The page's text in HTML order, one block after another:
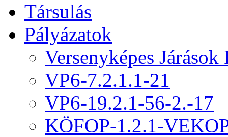
Társulás
Pályázatok
Versenyképes Járások
VP6-7.2.1.1-21
VP6-19.2.1-56-2.-17
KÖFOP-1.2.1-